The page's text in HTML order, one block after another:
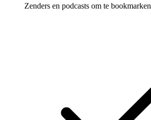
Zenders en podcasts om te bookmarken